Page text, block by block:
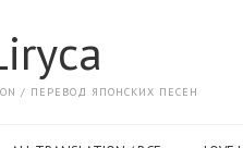
/ ПЕРЕВОД ЯПОНСКИХ ПЕСЕН